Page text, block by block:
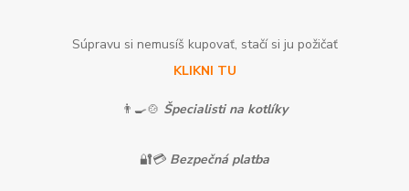
Súpravu si nemusíš kupovať, stačí si ju požičať
KLIKNI TU
👨‍🍳🍲 Špecialisti na kotlíky
🔐💳 Bezpečná platba